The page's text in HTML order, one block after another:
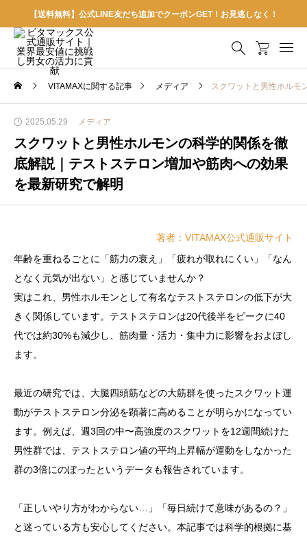
【送料無料】公式LINE友だち追加でクーポンGET！お見逃しなく！
VITAMAXに関する記事 メディア スクワットと男性ホルモ
2025.05.29 メディア
スクワットと男性ホルモンの科学的関係を徹
底解説｜テストステロン増加や筋肉への効果
を最新研究で解明
著者：VITAMAX公式通販サイト
年齢を重ねるごとに「筋力の衰え」「疲れが取れにくい」「なん
となく元気が出ない」と感じていませんか？
実はこれ、男性ホルモンとして有名なテストステロンの低下が大
きく関係しています。テストステロンは20代後半をピークに40
代では約30%も減少し、筋肉量・活力・集中力に影響をおよぼし
ます。
最近の研究では、大腿四頭筋などの大筋群を使ったスクワット運
動がテストステロン分泌を顕著に高めることが明らかになってい
ます。例えば、週3回の中〜高強度のスクワットを12週間続けた
男性群では、テストステロン値の平均上昇幅が運動をしなかった
群の3倍にのぼったというデータも報告されています。
「正しいやり方がわからない…」「毎日続けて意味があるの？」
と迷っている方も安心してください。本記事では科学的根拠に基